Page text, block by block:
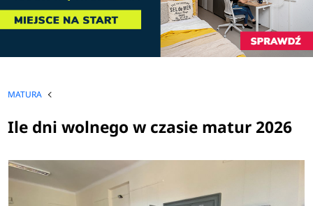
MATURA
Ile dni wolnego w czasie matur 2026